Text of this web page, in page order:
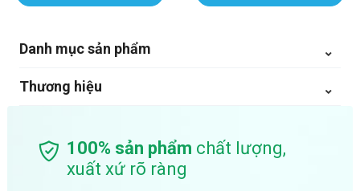
Danh mục sản phẩm
Thương hiệu
100% sản phẩm chất lượng,
xuất xứ rõ ràng